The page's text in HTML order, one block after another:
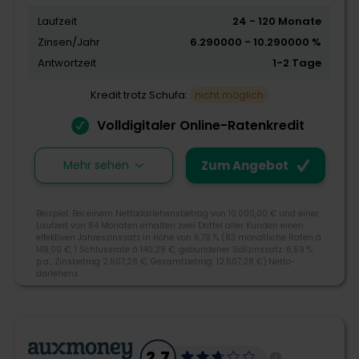
Kreditangebot
Flexibilität
Schnelligkeit
Zum Angebot
Giromatch wurde 2014 in Frankfurt am Main
gegründet und begann mit dem Slogan Gemeinsam
besser Banking den Aufbau einer Kreditplattform.
Giromatch ist nicht nur Kreditvermittler, sondern zeigt
Ihnen auch aktuelle Angebote, exklusive Tipps und
069 975 3535 00
Laufzeit
24 - 120 Monate
Zinsen/Jahr
6.290000 - 10.290000 %
Antwortzeit
1-2 Tage
Kredit trotz Schufa: nicht möglich
Volldigitaler Online-Ratenkredit
Zum Angebot
Mehr sehen
Beispiel: Bei einem Nettodarlehensbetrag von 10.000,00 € und einer
Laufzeit von 84 Monaten erhalten zwei Drittel aller Kunden einen
effektiven Jahreszinssatz in Höhe von 6,79 % (83 monatliche Raten à
149,00 €, 1 Schlussrate à 140,28 €, gebundener Sollzinssatz: 6,59 %
p.a., Zinsbetrag 2.507,28 €, Gesamtbetrag: 12.507,28 €).Netto­
darlehens­
4.1